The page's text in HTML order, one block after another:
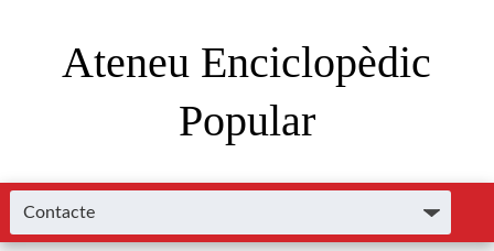
Ateneu Enciclopèdic
Popular